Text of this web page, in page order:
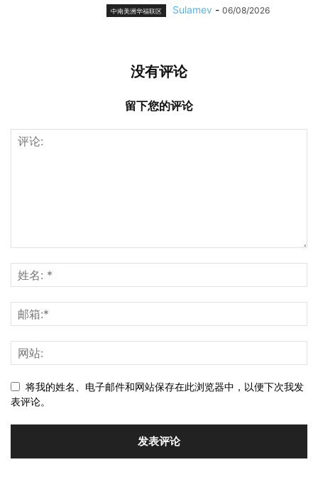
中南美洲华福联区 Sulamev - 06/08/2026
没有评论
留下您的评论
将我的姓名、电子邮件和网站保存在此浏览器中，以便下次我发
表评论。